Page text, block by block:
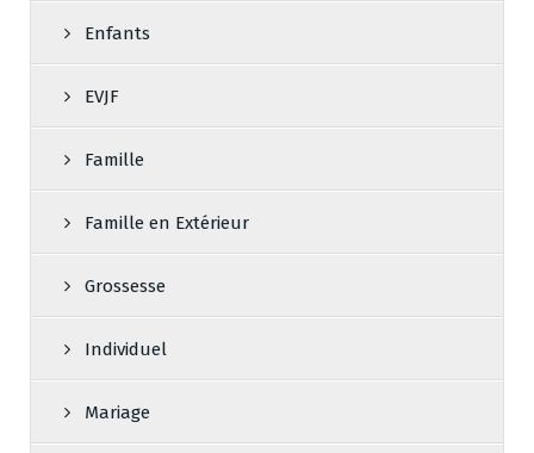
Enfants
EVJF
Famille
Famille en Extérieur
Grossesse
Individuel
Mariage